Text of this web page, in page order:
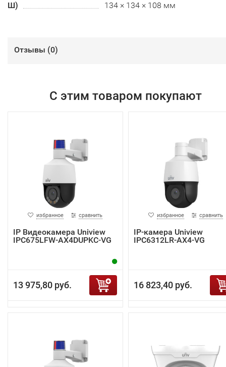
Ш)
134 × 134 × 108 мм
Отзывы (0)
С этим товаром покупают
избранное сравнить
IP Видеокамера Uniview
IPC675LFW-AX4DUPKC-VG
13 975,80 руб.
избранное сравнить
IP-камера Uniview
IPC6312LR-AX4-VG
16 823,40 руб.